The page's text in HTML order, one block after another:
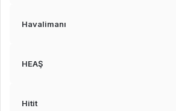
Havalimanı
HEAŞ
Hitit